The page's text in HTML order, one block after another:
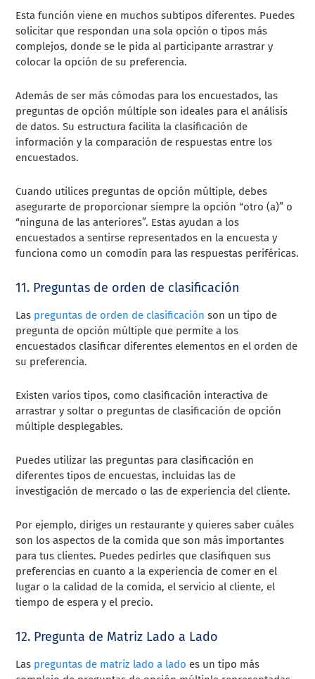
Esta función viene en muchos subtipos diferentes. Puedes
solicitar que respondan una sola opción o tipos más
complejos, donde se le pida al participante arrastrar y
colocar la opción de su preferencia.
Además de ser más cómodas para los encuestados, las
preguntas de opción múltiple son ideales para el análisis
de datos. Su estructura facilita la clasificación de
información y la comparación de respuestas entre los
encuestados.
Cuando utilices preguntas de opción múltiple, debes
asegurarte de proporcionar siempre la opción “otro (a)” o
“ninguna de las anteriores”. Estas ayudan a los
encuestados a sentirse representados en la encuesta y
funciona como un comodín para las respuestas periféricas.
11. Preguntas de orden de clasificación
Las preguntas de orden de clasificación son un tipo de
pregunta de opción múltiple que permite a los
encuestados clasificar diferentes elementos en el orden de
su preferencia.
Existen varios tipos, como clasificación interactiva de
arrastrar y soltar o preguntas de clasificación de opción
múltiple desplegables.
Puedes utilizar las preguntas para clasificación en
diferentes tipos de encuestas, incluidas las de
investigación de mercado o las de experiencia del cliente.
Por ejemplo, diriges un restaurante y quieres saber cuáles
son los aspectos de la comida que son más importantes
para tus clientes. Puedes pedirles que clasifiquen sus
preferencias en cuanto a la experiencia de comer en el
lugar o la calidad de la comida, el servicio al cliente, el
tiempo de espera y el precio.
12. Pregunta de Matriz Lado a Lado
Las preguntas de matriz lado a lado es un tipo más